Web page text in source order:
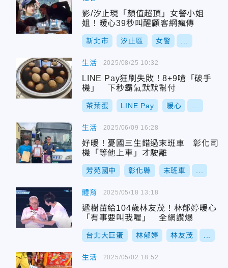
影/汐止現「顏值超頂」女警小姐
姐！暖心39秒叫醒顧客網瘋傳
新北市 汐止區 女警
生活
LINE Pay狂刷失敗！8+9嗆「破手
機」 下秒霸氣默默幫付
茶葉蛋 LINE Pay 暖心
2025/08/25 10:32
生活
好暖！憂國三生錯過末班車 彰化司
機「等他上車」才駛離
芳苑國中 彰化縣 末班車
2025/06/09 16:28
體育
遞樹苗給104歲林友茂！林郁婷暖心
「有事要叫我喔」 全網讚爆
台北大巨蛋 林郁婷 林友茂
2025/05/18 13:18
生活 2025/05/02 18:52